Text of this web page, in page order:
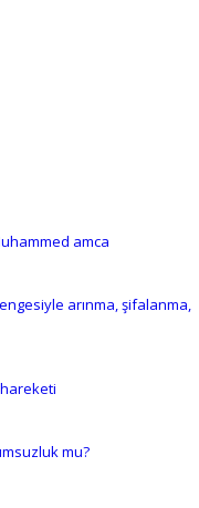
amca
arınma, şifalanma,
mu?